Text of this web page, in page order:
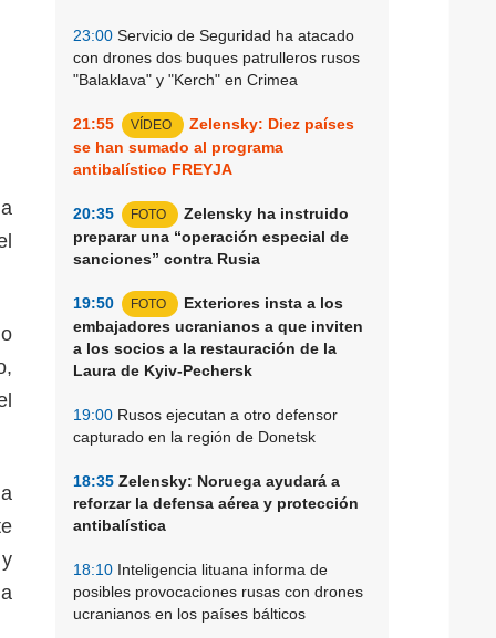
23:00 Servicio de Seguridad ha atacado
con drones dos buques patrulleros rusos
"Balaklava" y "Kerch" en Crimea
21:55 VÍDEO
Zelensky: Diez países
se han sumado al programa
antibalístico FREYJA
20:35 FOTO
Zelensky ha instruido
preparar una “operación especial de
sanciones” contra Rusia
19:50 FOTO
Exteriores insta a los
embajadores ucranianos a que inviten
a los socios a la restauración de la
Laura de Kyiv-Pechersk
19:00 Rusos ejecutan a otro defensor
capturado en la región de Donetsk
18:35 Zelensky: Noruega ayudará a
reforzar la defensa aérea y protección
antibalística
18:10 Inteligencia lituana informa de
posibles provocaciones rusas con drones
ucranianos en los países bálticos